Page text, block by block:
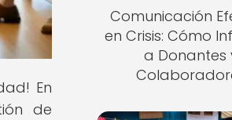
En
de
Comunicación
en Crisis: Cómo
a Donantes